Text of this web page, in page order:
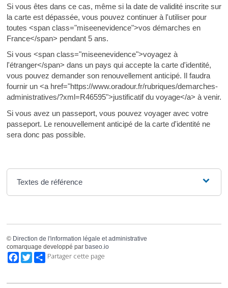
Si vous êtes dans ce cas, même si la date de validité inscrite sur
la carte est dépassée, vous pouvez continuer à l'utiliser pour
toutes <span class="miseenevidence">vos démarches en
France</span> pendant 5 ans.
Si vous <span class="miseenevidence">voyagez à
l'étranger</span> dans un pays qui accepte la carte d'identité,
vous pouvez demander son renouvellement anticipé. Il faudra
fournir un <a href="https://www.oradour.fr/rubriques/demarches-
administratives/?xml=R46595">justificatif du voyage</a> à venir.
Si vous avez un passeport, vous pouvez voyager avec votre
passeport. Le renouvellement anticipé de la carte d'identité ne
sera donc pas possible.
Textes de référence
© Direction de l'information légale et administrative
comarquage developpé par baseo.io
Facebook
TwitterPartager cette page